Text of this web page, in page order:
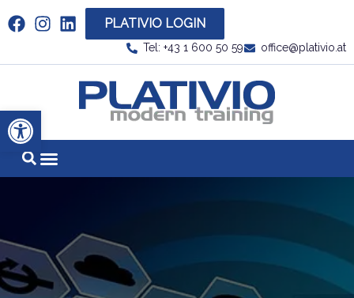
Werkzeugleiste öffnen
Link zu https://www.linkedin.com/company/
PLATIVIO LOGIN
Tel: +43 1 600 50 59 office@plativio.at
Link zu